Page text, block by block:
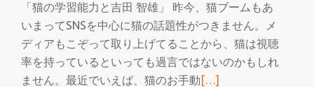
「猫の学習能力と吉田 智雄」 昨今、猫ブームもあ
いまってSNSを中心に猫の話題性がつきません。メ
ディアもこぞって取り上げてることから、猫は視聴
率を持っているといっても過言ではないのかもしれ
ません。最近でいえば、猫のお手動続[…]